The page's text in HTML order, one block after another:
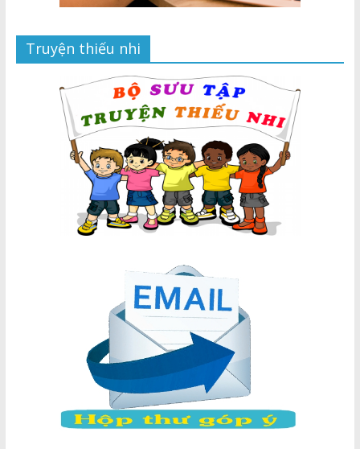
Truyện thiếu nhi